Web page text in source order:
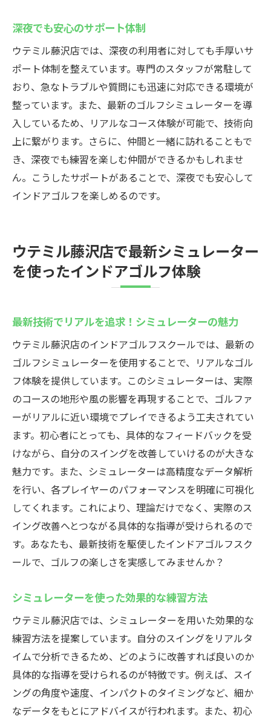
深夜でも安心のサポート体制
ウテミル藤沢店では、深夜の利用者に対しても手厚いサ
ポート体制を整えています。専門のスタッフが常駐して
おり、急なトラブルや質問にも迅速に対応できる環境が
整っています。また、最新のゴルフシミュレーターを導
入しているため、リアルなコース体験が可能で、技術向
上に繋がります。さらに、仲間と一緒に訪れることもで
き、深夜でも練習を楽しむ仲間ができるかもしれませ
ん。こうしたサポートがあることで、深夜でも安心して
インドアゴルフを楽しめるのです。
ウテミル藤沢店で最新シミュレーター
を使ったインドアゴルフ体験
最新技術でリアルを追求！シミュレーターの魅力
ウテミル藤沢店のインドアゴルフスクールでは、最新の
ゴルフシミュレーターを使用することで、リアルなゴル
フ体験を提供しています。このシミュレーターは、実際
のコースの地形や風の影響を再現することで、ゴルファ
ーがリアルに近い環境でプレイできるよう工夫されてい
ます。初心者にとっても、具体的なフィードバックを受
けながら、自分のスイングを改善していけるのが大きな
魅力です。また、シミュレーターは高精度なデータ解析
を行い、各プレイヤーのパフォーマンスを明確に可視化
してくれます。これにより、理論だけでなく、実際のス
イング改善へとつながる具体的な指導が受けられるので
す。あなたも、最新技術を駆使したインドアゴルフスク
ールで、ゴルフの楽しさを実感してみませんか？
シミュレーターを使った効果的な練習方法
ウテミル藤沢店では、シミュレーターを用いた効果的な
練習方法を提案しています。自分のスイングをリアルタ
イムで分析できるため、どのように改善すれば良いのか
具体的な指導を受けられるのが特徴です。例えば、スイ
ングの角度や速度、インパクトのタイミングなど、細か
なデータをもとにアドバイスが行われます。また、初心